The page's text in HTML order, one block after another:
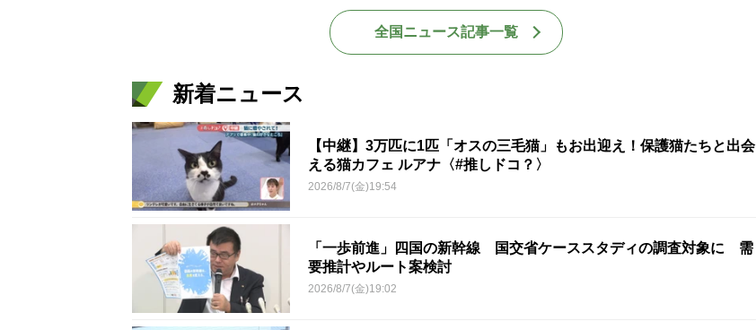
全国ニュース記事一覧
新着ニュース
【中継】3万匹に1匹「オスの三毛猫」もお出迎え！保護猫たちと出会
える猫カフェ ルアナ〈#推しドコ？〉
2026/8/7(金)19:54
「一歩前進」四国の新幹線 国交省ケーススタディの調査対象に 需
要推計やルート案検討
2026/8/7(金)19:02